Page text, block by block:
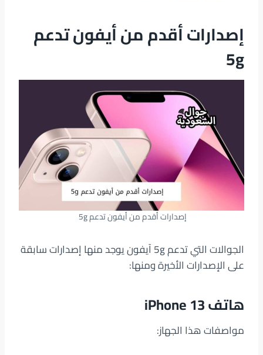
إصدارات أقدم من أيفون تدعم
5g
إصدارات أقدم من أيفون تدعم 5g
الجوالات التي تدعم 5g آيفون يوجد منها إصدارات سابقة
على الإصدارات الأخيرة ومنها:
هاتف iPhone 13
مواصفات هذا الجهاز: